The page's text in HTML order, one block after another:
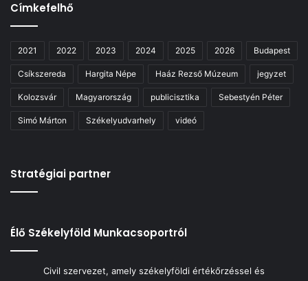
Címkefelhő
2021 2022 2023 2024 2025 2026 Budapest
Csíkszereda Hargita Népe Haáz Rezső Múzeum jegyzet
Kolozsvár Magyarország publicisztika Sebestyén Péter
Simó Márton Székelyudvarhely videó
Stratégiai partner
Élő Székelyföld Munkacsoportról
Civil szervezet, amely székelyföldi értékőrzéssel és